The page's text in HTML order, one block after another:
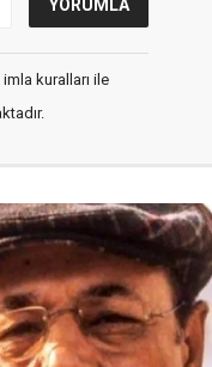
kuralları ile